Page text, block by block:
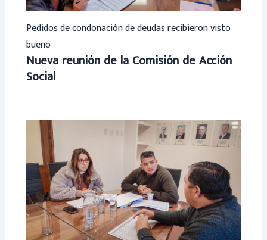
Pedidos de condonación de deudas recibieron visto
bueno
Nueva reunión de la Comisión de Acción
Social